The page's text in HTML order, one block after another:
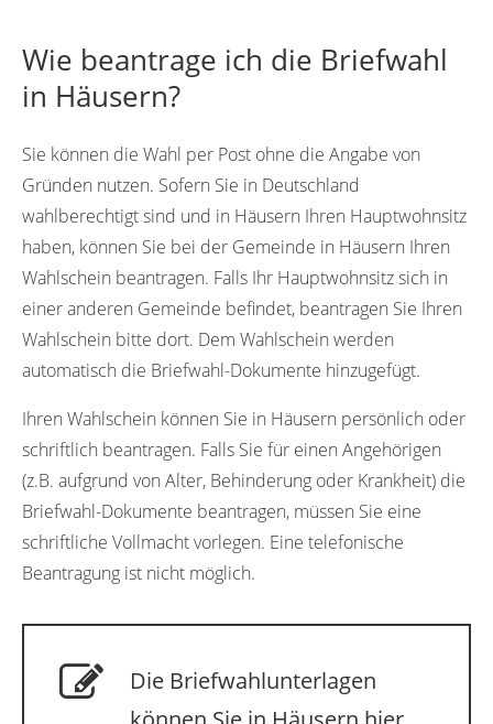
Wie beantrage ich die Briefwahl
in Häusern?
Sie können die Wahl per Post ohne die Angabe von
Gründen nutzen. Sofern Sie in Deutschland
wahlberechtigt sind und in Häusern Ihren Hauptwohnsitz
haben, können Sie bei der Gemeinde in Häusern Ihren
Wahlschein beantragen. Falls Ihr Hauptwohnsitz sich in
einer anderen Gemeinde befindet, beantragen Sie Ihren
Wahlschein bitte dort. Dem Wahlschein werden
automatisch die Briefwahl-Dokumente hinzugefügt.
Ihren Wahlschein können Sie in Häusern persönlich oder
schriftlich beantragen. Falls Sie für einen Angehörigen
(z.B. aufgrund von Alter, Behinderung oder Krankheit) die
Briefwahl-Dokumente beantragen, müssen Sie eine
schriftliche Vollmacht vorlegen. Eine telefonische
Beantragung ist nicht möglich.
Die Briefwahlunterlagen